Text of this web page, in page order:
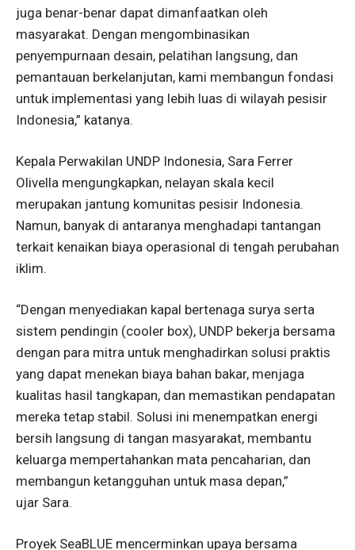
juga benar-benar dapat dimanfaatkan oleh
masyarakat. Dengan mengombinasikan
penyempurnaan desain, pelatihan langsung, dan
pemantauan berkelanjutan, kami membangun fondasi
untuk implementasi yang lebih luas di wilayah pesisir
Indonesia,” katanya.
Kepala Perwakilan UNDP Indonesia, Sara Ferrer
Olivella mengungkapkan, nelayan skala kecil
merupakan jantung komunitas pesisir Indonesia.
Namun, banyak di antaranya menghadapi tantangan
terkait kenaikan biaya operasional di tengah perubahan
iklim.
“Dengan menyediakan kapal bertenaga surya serta
sistem pendingin (cooler box), UNDP bekerja bersama
dengan para mitra untuk menghadirkan solusi praktis
yang dapat menekan biaya bahan bakar, menjaga
kualitas hasil tangkapan, dan memastikan pendapatan
mereka tetap stabil. Solusi ini menempatkan energi
bersih langsung di tangan masyarakat, membantu
keluarga mempertahankan mata pencaharian, dan
membangun ketangguhan untuk masa depan,”
ujar Sara.
Proyek SeaBLUE mencerminkan upaya bersama